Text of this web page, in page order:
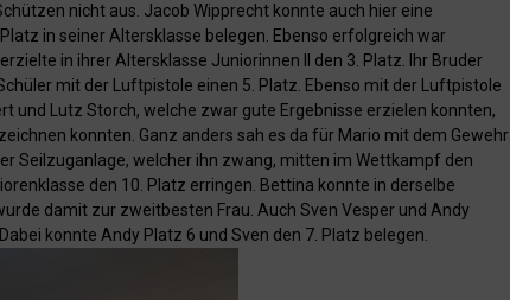
nicht aus. Jacob Wipprecht konnte auch hier eine
in seiner Altersklasse belegen. Ebenso erfolgreich war
in ihrer Altersklasse Juniorinnen II den 3. Platz. Ihr Bruder
mit der Luftpistole einen 5. Platz. Ebenso mit der Luftpistole
und Lutz Storch, welche zwar gute Ergebnisse erzielen konnten,
konnten. Ganz anders sah es da für Mario mit dem Gewehr
Seilzuganlage, welcher ihn zwang, mitten im Wettkampf den
den 10. Platz erringen. Bettina konnte in derselbe
damit zur zweitbesten Frau. Auch Sven Vesper und Andy
konnte Andy Platz 6 und Sven den 7. Platz belegen.